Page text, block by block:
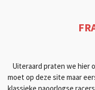
Uiteraard praten we hier
moet op deze site maar
klassieke naoorlogse